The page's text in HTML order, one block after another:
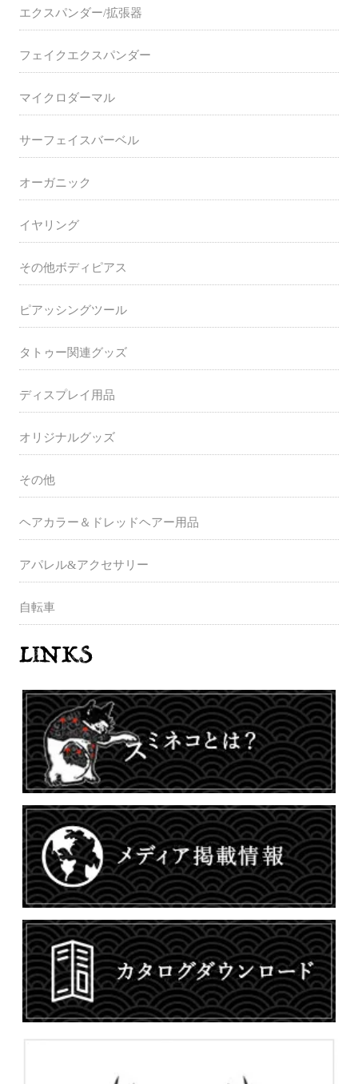
エクスパンダー/拡張器
フェイクエクスパンダー
マイクロダーマル
サーフェイスバーベル
オーガニック
イヤリング
その他ボディピアス
ピアッシングツール
タトゥー関連グッズ
ディスプレイ用品
オリジナルグッズ
その他
ヘアカラー＆ドレッドヘアー用品
アパレル&アクセサリー
自転車